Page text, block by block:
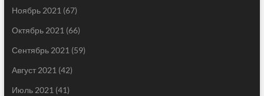
Ноябрь 2021 (67)
Октябрь 2021 (66)
Сентябрь 2021 (59)
Август 2021 (42)
Июль 2021 (41)